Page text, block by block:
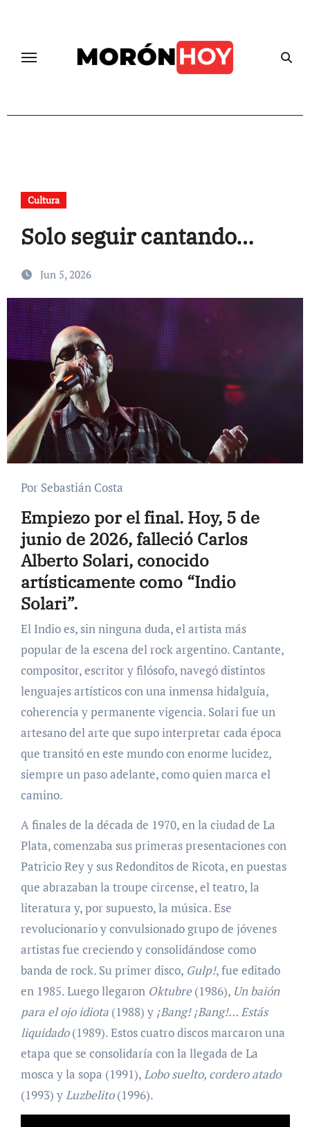
Cultura
Solo seguir cantando…
Jun 5, 2026
Por Sebastián Costa
Empiezo por el final. Hoy, 5 de
junio de 2026, falleció Carlos
Alberto Solari, conocido
artísticamente como “Indio
Solari”.
El Indio es, sin ninguna duda, el artista más
popular de la escena del rock argentino. Cantante,
compositor, escritor y filósofo, navegó distintos
lenguajes artísticos con una inmensa hidalguía,
coherencia y permanente vigencia. Solari fue un
artesano del arte que supo interpretar cada época
que transitó en este mundo con enorme lucidez,
siempre un paso adelante, como quien marca el
camino.
A finales de la década de 1970, en la ciudad de La
Plata, comenzaba sus primeras presentaciones con
Patricio Rey y sus Redonditos de Ricota, en puestas
que abrazaban la troupe circense, el teatro, la
literatura y, por supuesto, la música. Ese
revolucionario y convulsionado grupo de jóvenes
artistas fue creciendo y consolidándose como
banda de rock. Su primer disco, Gulp!, fue editado
en 1985. Luego llegaron Oktubre(1986), Un baión
para el ojo idiota(1988) y ¡Bang! ¡Bang!… Estás
liquidado(1989). Estos cuatro discos marcaron una
etapa que se consolidaría con la llegada de La
mosca y la sopa (1991),Lobo suelto, cordero atado
(1993) yLuzbelito(1996).